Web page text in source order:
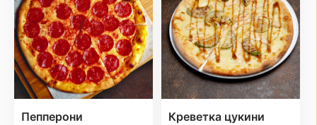
Пепперони Креветка цукини